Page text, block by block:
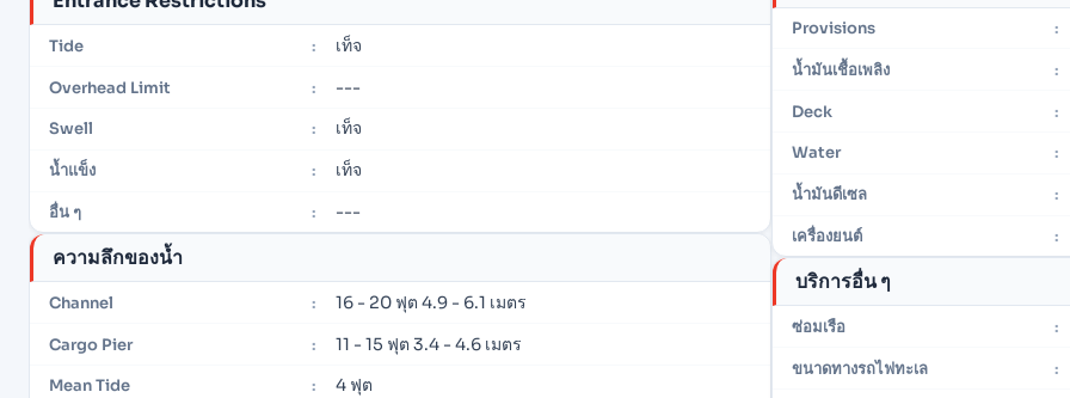
Tide : เท็จ
Overhead Limit : ---
Swell : เท็จ
น้ำแข็ง : เท็จ
อื่น ๆ : ---
ความลึกของน้ำ
Channel : 16 - 20 ฟุต 4.9 - 6.1 เมตร
Cargo Pier : 11 - 15 ฟุต 3.4 - 4.6 เมตร
Mean Tide : 4 ฟุต
Provisions :
น้ำมันเชื้อเพลิง :
Deck :
Water :
น้ำมันดีเซล :
เครื่องยนต์ :
บริการอื่น ๆ
ซ่อมเรือ :
ขนาดทางรถไฟทะเล :